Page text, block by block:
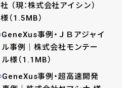
社 （現：株式会社アイシン）
様（1.5MB）
GeneXus事例・ＪＢアジャイ
ル事例｜株式会社モンテー
ル様（1.1MB）
GeneXus事例・超高速開発